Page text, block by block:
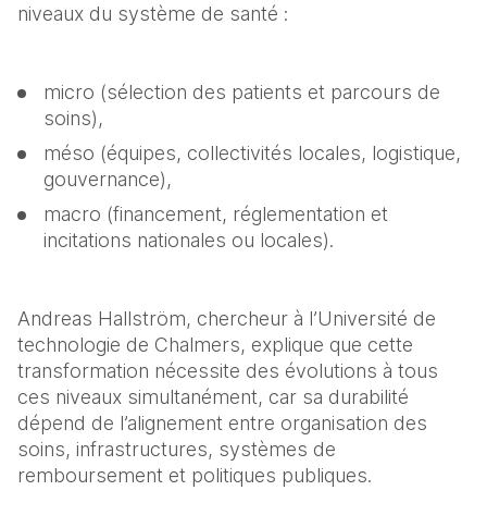
niveaux du système de santé :
micro (sélection des patients et parcours de
soins),
méso (équipes, collectivités locales, logistique,
gouvernance),
macro (financement, réglementation et
incitations nationales ou locales).
Andreas Hallström, chercheur à l’Université de
technologie de Chalmers, explique que cette
transformation nécessite des évolutions à tous
ces niveaux simultanément, car sa durabilité
dépend de l’alignement entre organisation des
soins, infrastructures, systèmes de
remboursement et politiques publiques.